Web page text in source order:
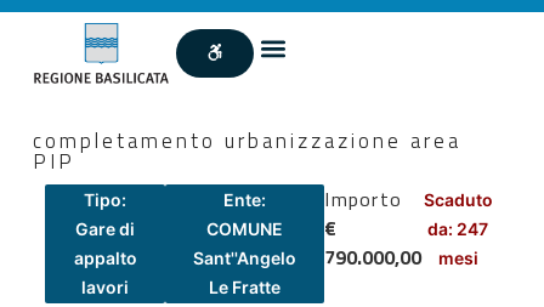
completamento urbanizzazione area
PIP
Tipo:
Gare di
appalto
lavori
Ente:
COMUNE
Sant''Angelo
Le Fratte
Importo
€
790.000,00
Scaduto
da: 247
mesi